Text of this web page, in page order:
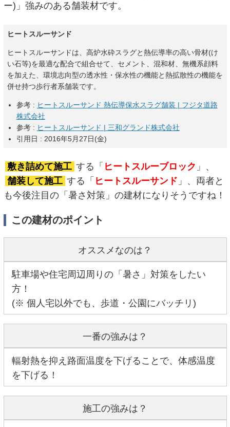
ー)」強みのある舗装材です。
ヒートスルーサンド
ヒートスルーサンドは、高炉水砕スラグと熱伝導率の高い骨材(け
い石等)を最適な配合で組合せて、セメント、混和材、無機系顔料
を加えた、環境志向型の透水性・保水性の機能と熱拡散性の機能を
併せ持つ歩行者系舗装です。
参考 : ヒートスルーサンド 熱伝導保水スラグ舗装 | フジタ道路
株式会社
参考 : ヒートスルーサンド | 三和グランド株式会社
引用日 : 2016年5月27日(金)
敷き詰めて施工 する「 ヒートスルーブロック 」、
舗装して施工 する「 ヒートスルーサンド 」、両者と
も今後注目の「暑さ対策」の建材になりそうですね！
この建材のポイント
オススメなのは？
駐車場や住宅周辺周りの「暑さ」対策をしたい
方！
(※ 個人宅以外でも、歩道・公園にバッチリ)
一番の強みは？
輻射熱を抑え路面温度を下げることで、体感温度
を下げる！
施工の強みは？